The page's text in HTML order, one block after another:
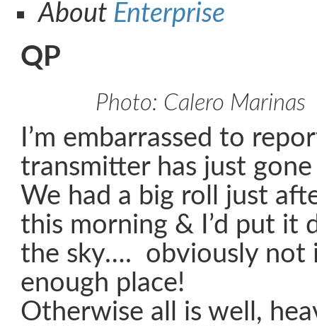
About Enterprise
QP
Photo: Calero Marinas
I’m embarrassed to
transmitter has just
We had a big roll just
this morning & I’d put it
the sky…. obviously not
enough place!
Otherwise all is well,